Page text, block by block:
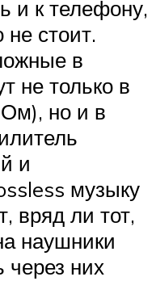
и к телефону,
не стоит.
в
не только в
но и в
и
музыку
вряд ли тот,
наушники
через них